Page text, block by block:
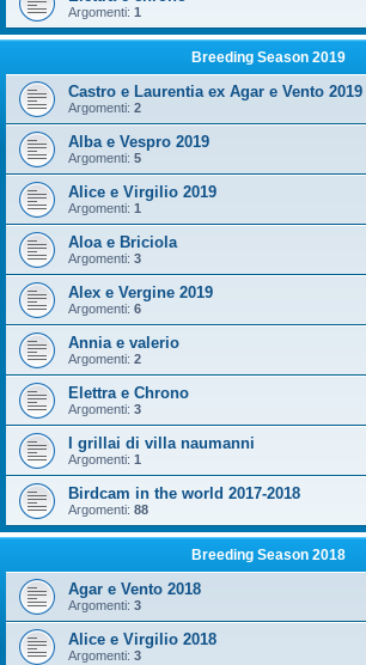
Argomenti: 1
Breeding Season 2019
Castro e Laurentia ex Agar e Vento 2019
Argomenti: 2
Alba e Vespro 2019
Argomenti: 5
Alice e Virgilio 2019
Argomenti: 1
Aloa e Briciola
Argomenti: 3
Alex e Vergine 2019
Argomenti: 6
Annia e valerio
Argomenti: 2
Elettra e Chrono
Argomenti: 3
I grillai di villa naumanni
Argomenti: 1
Birdcam in the world 2017-2018
Argomenti: 88
Breeding Season 2018
Agar e Vento 2018
Argomenti: 3
Alice e Virgilio 2018
Argomenti: 3